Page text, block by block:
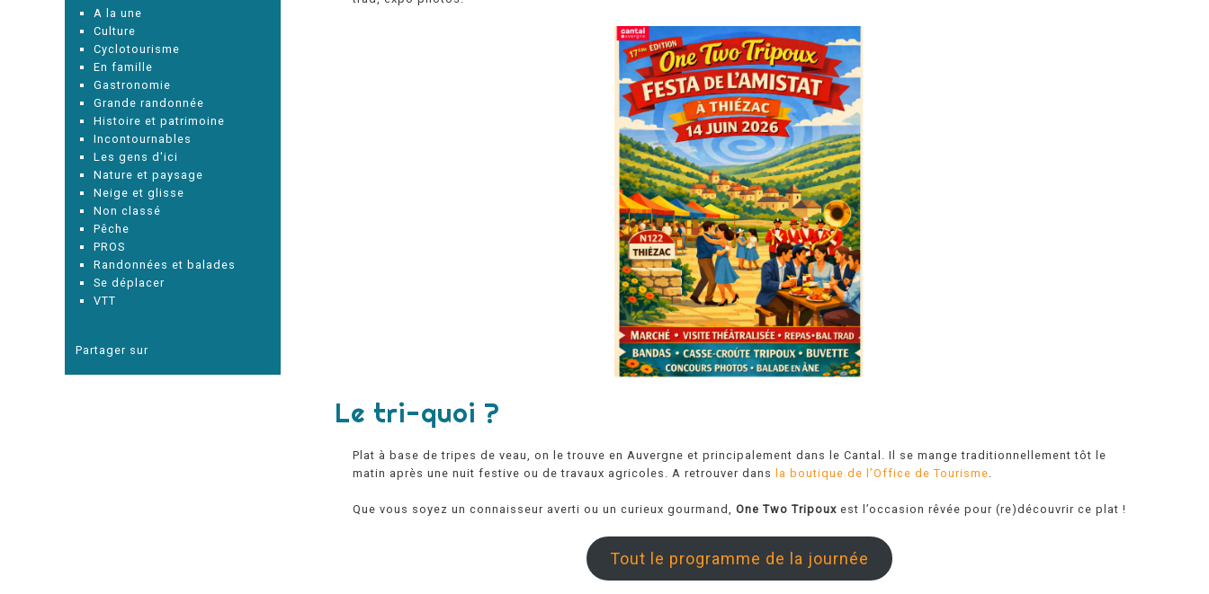
A la une
Culture
Cyclotourisme
En famille
Gastronomie
Grande randonnée
Histoire et patrimoine
Incontournables
Les gens d'ici
Nature et paysage
Neige et glisse
Non classé
Pêche
PROS
Randonnées et balades
Se déplacer
VTT
Partager sur
Le tri-quoi ?
Plat à base de tripes de veau, on le trouve en Auvergne et principalement dans le Cantal. Il se mange traditionnellement tôt le
matin après une nuit festive ou de travaux agricoles. A retrouver dans
la boutique de l’Office de Tourisme.
Que vous soyez un connaisseur averti ou un curieux gourmand, One Two Tripoux est l’occasion rêvée pour (re)découvrir ce plat !
Tout le programme de la journée